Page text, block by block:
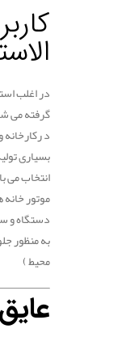
در اغلب
گرفته می
د
بسیاری
انتخاب می
موتور
دستگاه و
به منظور
محیط )